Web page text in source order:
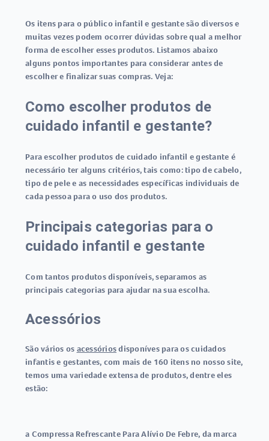
Os itens para o público infantil e gestante são diversos e
muitas vezes podem ocorrer dúvidas sobre qual a melhor
forma de escolher esses produtos. Listamos abaixo
alguns pontos importantes para considerar antes de
escolher e finalizar suas compras. Veja:
Como escolher produtos de
cuidado infantil e gestante?
Para escolher produtos de cuidado infantil e gestante é
necessário ter alguns critérios, tais como: tipo de cabelo,
tipo de pele e as necessidades específicas individuais de
cada pessoa para o uso dos produtos.
Principais categorias para o
cuidado infantil e gestante
Com tantos produtos disponíveis, separamos as
principais categorias para ajudar na sua escolha.
Acessórios
São vários os acessóriosdisponíves para os cuidados
infantis e gestantes, com mais de 160 itens no nosso site,
temos uma variedade extensa de produtos, dentre eles
estão:
a Compressa Refrescante Para Alívio De Febre, da marca